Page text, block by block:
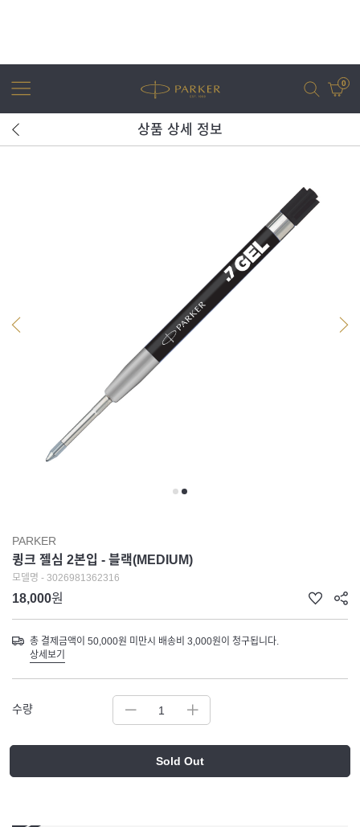
0
상품 상세 정보
PARKER
큉크 젤심 2본입 - 블랙(MEDIUM)
모델명 - 3026981362316
18,000원
총 결제금액이 50,000원 미만시 배송비 3,000원이 청구됩니다.
상세보기
수량
Sold Out